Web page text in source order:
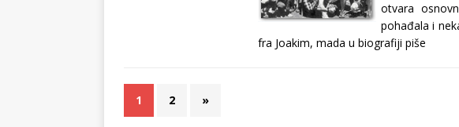
otvara
pohađala i
fra Joakim, mada u biografiji piše
1 2 »